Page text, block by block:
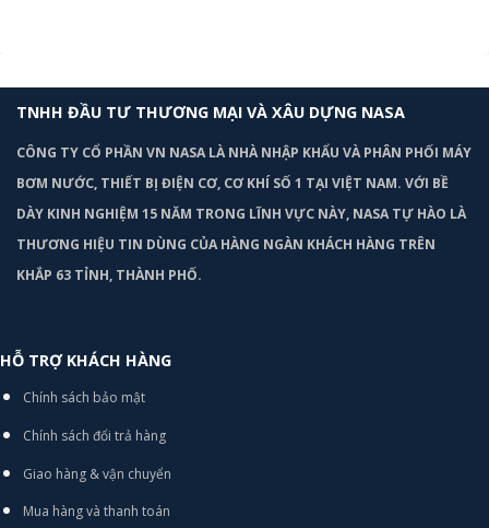
TNHH ĐẦU TƯ THƯƠNG MẠI VÀ XÂU DỰNG NASA
CÔNG TY CỔ PHẦN VN NASA LÀ NHÀ NHẬP KHẨU VÀ PHÂN PHỐI MÁY
BƠM NƯỚC, THIẾT BỊ ĐIỆN CƠ, CƠ KHÍ SỐ 1 TẠI VIỆT NAM. VỚI BỀ
DÀY KINH NGHIỆM 15 NĂM TRONG LĨNH VỰC NÀY, NASA TỰ HÀO LÀ
THƯƠNG HIỆU TIN DÙNG CỦA HÀNG NGÀN KHÁCH HÀNG TRÊN
KHẮP 63 TỈNH, THÀNH PHỐ.
HỖ TRỢ KHÁCH HÀNG
Chính sách bảo mật
Chính sách đổi trả hàng
Giao hàng & vận chuyển
Mua hàng và thanh toán